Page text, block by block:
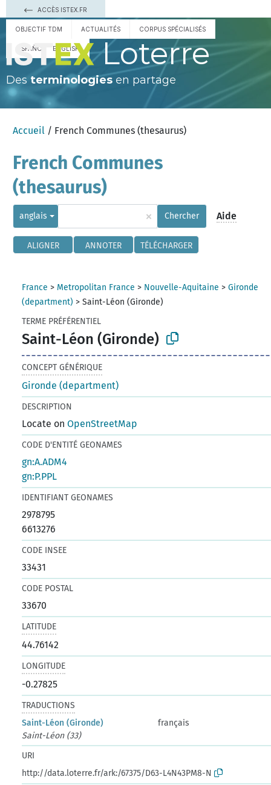
ACCÈS ISTEX.FR
OBJECTIF TDM ACTUALITÉS CORPUS SPÉCIALISÉS
ESPAÑOL ENGLISH Loterre
Des terminologies en partage
Accueil / French Communes (thesaurus)
French Communes
(thesaurus)
anglais × Chercher Aide
ALIGNER ANNOTER TÉLÉCHARGER
France > Metropolitan France > Nouvelle-Aquitaine >Gironde
(department) >Saint-Léon (Gironde)
TERME PRÉFÉRENTIEL
Saint-Léon (Gironde)
CONCEPT GÉNÉRIQUE
Gironde (department)
DESCRIPTION
Locate onOpenStreetMap
CODE D'ENTITÉ GEONAMES
gn:A.ADM4
gn:P.PPL
IDENTIFIANT GEONAMES
2978795
6613276
CODE INSEE
33431
CODE POSTAL
33670
LATITUDE
44.76142
LONGITUDE
-0.27825
TRADUCTIONS
Saint-Léon (Gironde)
français
Saint-Léon (33)
URI
http://data.loterre.fr/ark:/67375/D63-L4N43PM8-N